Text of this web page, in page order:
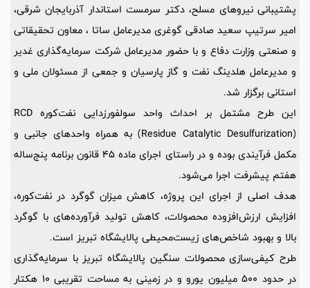
پشتیبانی نیروهای مسلح، دکتر سرمست استاندار آذربایجان شرقی،
امیر سرتیپ سعید صادقی گوغری مدیرعامل ساتا ، معاون تحقیقاتی
و صنعتی وزارت دفاع و با حضور مدیرعامل شرکت سرمایه‌گذاری غدیر
و مدیرعامل هلدینگ نفت و گاز پارسیان و جمعی از مسئولان ملی و
استانی برگزار شد.
این طرح مشتمل بر احداث واحد سولفورزدایی نفت‌کوره RCD
(Residue Catalytic Desulfurization) به همراه واحدهای جانبی و
مکمل فرآیندی بوده و در راستای اجرای ماده 45 قانون برنامه پنج‌ساله
هفتم پیشرفت اجرا می‌شود.
هدف اصلی از اجرای این پروژه، کاهش میزان گوگرد در نفت‌کوره،
افزایش ارزش‌افزوده محصولات، کاهش تولید فرآورده‌های با گوگرد
بالا و بهبود شاخص‌های زیست‌محیطی پالایشگاه تبریز است.
طرح کیفی‌سازی محصولات سنگین پالایشگاه تبریز با سرمایه‌گذاری
در حدود 500 میلیون یورو و در زمینی به مساحت تقریبی 10 هکتار